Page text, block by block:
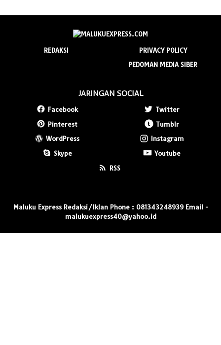
REDAKSI
PRIVACY POLICY
PEDOMAN MEDIA SIBER
JARINGAN SOCIAL
Facebook
Twitter
Pinterest
Tumblr
WordPress
Instagram
Skype
Youtube
RSS
Maluku Express Redaksi/Iklan Phone : 081343248939 Email -
malukuexpress40@yahoo.id